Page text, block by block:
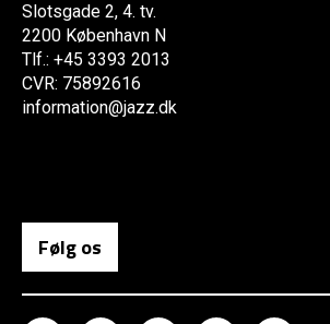
Slotsgade 2, 4. tv.
2200 København N
Tlf.: +45 3393 2013
CVR: 75892616
information@jazz.dk
Følg os